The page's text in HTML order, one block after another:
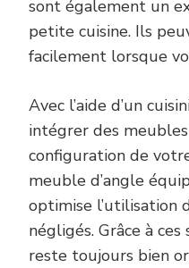
sont également un
petite cuisine. Ils
facilement lorsque
Avec l’aide d’un
intégrer des
configuration de
meuble d’angle
optimise l’utilisation
négligés. Grâce à
reste toujours bien